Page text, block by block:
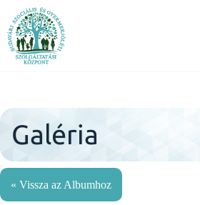
content
Galéria
« Vissza az Albumhoz